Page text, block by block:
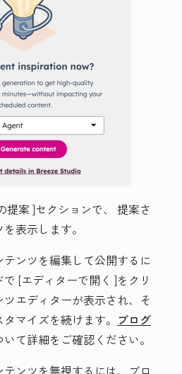
提案 ]セクションで、 提案さ
を表示します。
ンツを編集して公開するに
で [エディターで開く ]をクリ
エディターが表示され、そ
マイズを続けます。 ブログ
いて詳細をご確認ください。
ンツを無視するには、ブロ